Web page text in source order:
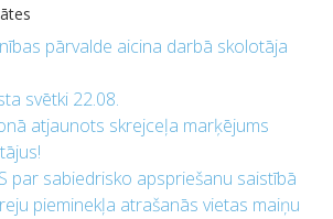
pārvalde aicina darbā skolotāja
svētki 22.08.
atjaunots skrejceļa marķējums
par sabiedrisko apspriešanu saistībā
pieminekļa atrašanās vietas maiņu